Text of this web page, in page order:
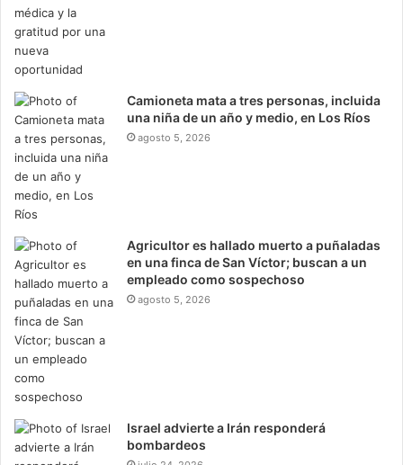
Camioneta mata a tres personas, incluida
una niña de un año y medio, en Los Ríos
agosto 5, 2026
Agricultor es hallado muerto a puñaladas
en una finca de San Víctor; buscan a un
empleado como sospechoso
agosto 5, 2026
Israel advierte a Irán responderá
bombardeos